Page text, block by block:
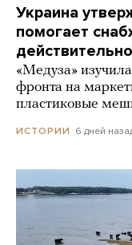
Украина
помогает
«Медуза»
фронта на
пластиковые
ИСТОРИИ 6 дней